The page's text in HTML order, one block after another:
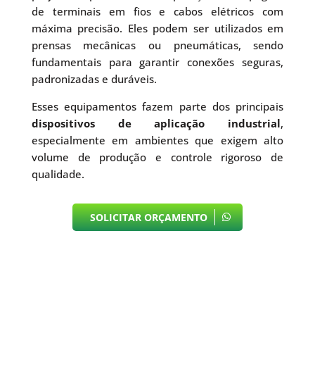
de terminais em fios e cabos elétricos com
máxima precisão. Eles podem ser utilizados em
prensas mecânicas ou pneumáticas, sendo
fundamentais para garantir conexões seguras,
padronizadas e duráveis.
Esses equipamentos fazem parte dos principais
dispositivos de aplicação industrial,
especialmente em ambientes que exigem alto
volume de produção e controle rigoroso de
qualidade.
SOLICITAR ORÇAMENTO